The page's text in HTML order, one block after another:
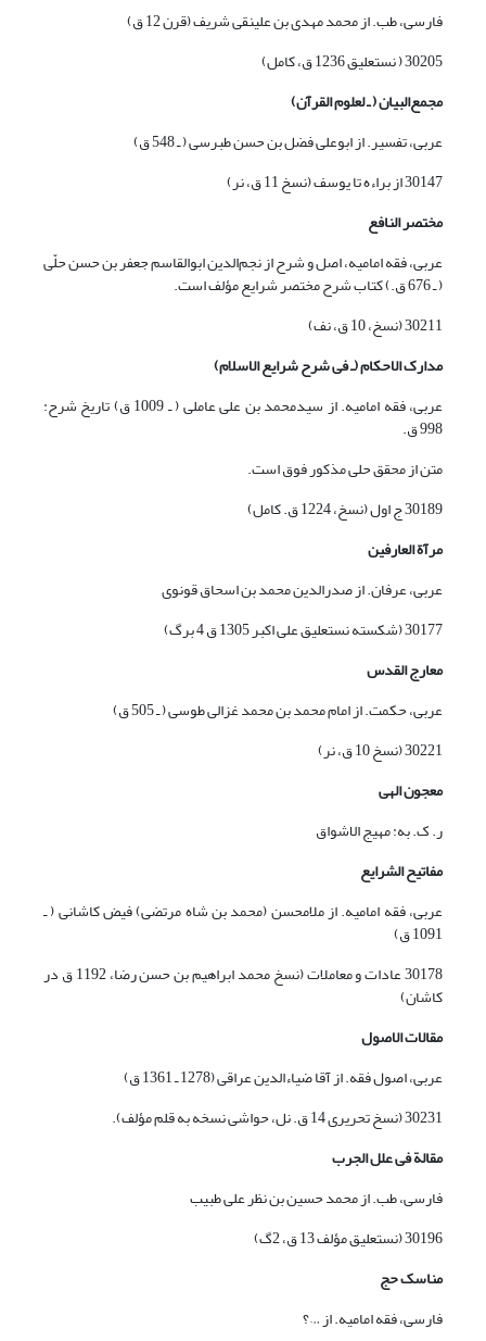
فارسی، طب. از محمد مهدی بن علینقی شریف (قرن 12 ق)
30205 ( نستعلیق 1236 ق، کامل)
مجمع‌البیان ( ـ لعلوم القرآن)
عربی، تفسیر. از ابوعلی فضل بن حسن طبرسی ( ـ 548 ق)
30147 از براءه تا یوسف (نسخ 11 ق، نر)
مختصر النافع
عربی، فقه امامیه، اصل و شرح از نجم‌الدین ابوالقاسم جعفر بن حسن حلّی
( ـ 676 ق.) کتاب شرح مختصر شرایع مؤلف است.
30211 (نسخ، 10 ق، نف)
مدارک الاحکام (ـ فی شرح شرایع الاسلام)
عربی، فقه امامیه. از سیدمحمد بن علی عاملی ( ـ 1009 ق) تاریخ شرح:
998 ق.
متن از محقق حلی مذکور فوق است.
30189 ج اول (نسخ، 1224 ق. کامل)
مرآةالعارفین
عربی، عرفان. از صدرالدین محمد بن اسحاق قونوی
30177 (شکسته نستعلیق علی اکبر 1305 ق 4 برگ)
معارج القدس
عربی، حکمت. از امام محمد بن محمد غزالی طوسی ( ـ 505 ق)
30221 (نسخ 10 ق، نر)
معجون الهی
ر. ک. به: مهیج الاشواق
مفاتیح الشرایع
عربی، فقه امامیه. از ملامحسن (محمد بن شاه مرتضی) فیض کاشانی ( ـ
1091 ق)
30178 عادات و معاملات (نسخ محمد ابراهیم بن حسن رضا، 1192 ق در
کاشان)
مقالات الاصول
عربی، اصول فقه. از آقا ضیاءالدین عراقی (1278 ـ 1361 ق)
30231 (نسخ تحریری 14 ق. نل، حواشی نسخه به قلم مؤلف).
مقالةفی علل الجرب
فارسی، طب. از محمد حسین بن نظر علی طبیب
30196 (نستعلیق مؤلف 13 ق، 2گ)
مناسک حج
فارسی، فقه امامیه. از …؟